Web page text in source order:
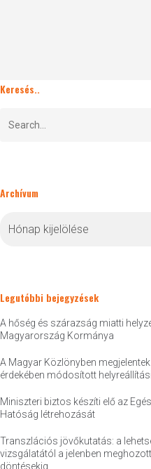
Keresés..
Archívum
Legutóbbi bejegyzések
A hőség és szárazság miatti
Magyarország Kormánya
A Magyar Közlönyben
érdekében módosított
Miniszteri biztos készíti elő az
Hatóság létrehozását
Transzlációs jövőkutatás: a
vizsgálatától a jelenben
döntésekig